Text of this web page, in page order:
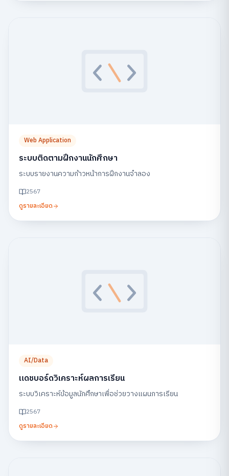
Web Application
ระบบติดตามฝึกงานนักศึกษา
ระบบรายงานความก้าวหน้าการฝึกงานจำลอง
2567
ดูรายละเอียด
AI/Data
แดชบอร์ดวิเคราะห์ผลการเรียน
ระบบวิเคราะห์ข้อมูลนักศึกษาเพื่อช่วยวางแผนการเรียน
2567
ดูรายละเอียด